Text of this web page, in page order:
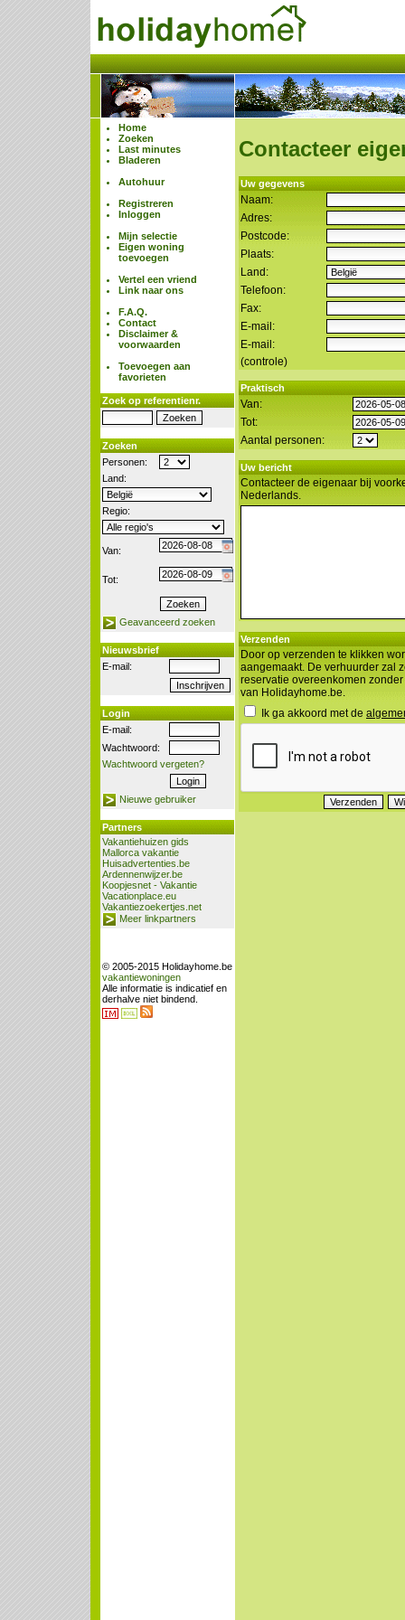
Home
Zoeken
Last minutes
Bladeren
Autohuur
Registreren
Inloggen
Mijn selectie
Eigen woning
toevoegen
Vertel een vriend
Link naar ons
F.A.Q.
Contact
Disclaimer &
voorwaarden
Toevoegen aan
favorieten
Zoek op referentienr.
Zoeken
Personen:
Land:
Regio:
Van:
Tot:
Geavanceerd zoeken
Nieuwsbrief
E-mail:
Login
E-mail:
Wachtwoord:
Wachtwoord vergeten?
Nieuwe gebruiker
Partners
Vakantiehuizen gids
Mallorca vakantie
Huisadvertenties.be
Ardennenwijzer.be
Koopjesnet - Vakantie
Vacationplace.eu
Vakantiezoekertjes.net
Meer linkpartners
© 2005-2015 Holidayhome.be
vakantiewoningen
Alle informatie is indicatief en
derhalve niet bindend.
Contacteer
Uw gegevens
Naam:
Adres:
Postcode:
Plaats:
Land:
Telefoon:
Fax:
E-mail:
E-mail:
(controle)
Praktisch
Van:
Tot:
Aantal personen:
Uw bericht
Contacteer de eigenaar bij
Nederlands.
Verzenden
Door op verzenden te klikken
aangemaakt. De verhuurder zal
reservatie overeenkomen
van Holidayhome.be.
Ik ga akkoord met de